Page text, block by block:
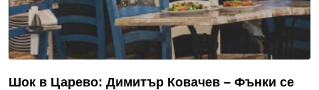
Шок в Царево: Димитър Ковачев – Фънки се